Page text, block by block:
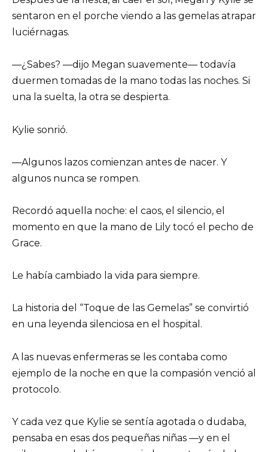
sentaron en el porche viendo a las gemelas atrapar
luciérnagas.
—¿Sabes? —dijo Megan suavemente— todavía
duermen tomadas de la mano todas las noches. Si
una la suelta, la otra se despierta.
Kylie sonrió.
—Algunos lazos comienzan antes de nacer. Y
algunos nunca se rompen.
Recordó aquella noche: el caos, el silencio, el
momento en que la mano de Lily tocó el pecho de
Grace.
Le había cambiado la vida para siempre.
La historia del “Toque de las Gemelas” se convirtió
en una leyenda silenciosa en el hospital.
A las nuevas enfermeras se les contaba como
ejemplo de la noche en que la compasión venció al
protocolo.
Y cada vez que Kylie se sentía agotada o dudaba,
pensaba en esas dos pequeñas niñas —y en el